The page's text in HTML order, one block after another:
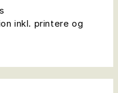
inkl. printere og